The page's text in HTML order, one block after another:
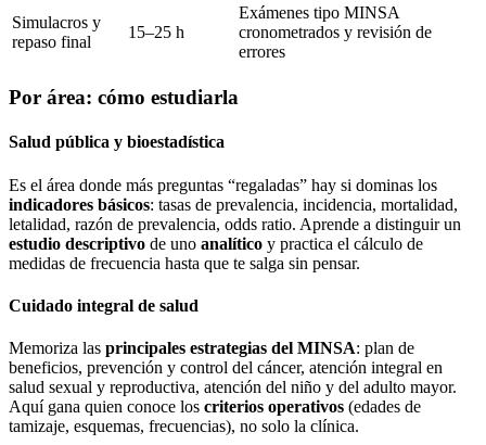
Simulacros y
repaso final
15–25 h
Exámenes tipo MINSA
cronometrados y revisión de
errores
Por área: cómo estudiarla
Salud pública y bioestadística
Es el área donde más preguntas “regaladas” hay si dominas los
indicadores básicos: tasas de prevalencia, incidencia, mortalidad,
letalidad, razón de prevalencia, odds ratio. Aprende a distinguir un
estudio descriptivo de uno analítico y practica el cálculo de
medidas de frecuencia hasta que te salga sin pensar.
Cuidado integral de salud
Memoriza las principales estrategias del MINSA: plan de
beneficios, prevención y control del cáncer, atención integral en
salud sexual y reproductiva, atención del niño y del adulto mayor.
Aquí gana quien conoce los criterios operativos (edades de
tamizaje, esquemas, frecuencias), no solo la clínica.